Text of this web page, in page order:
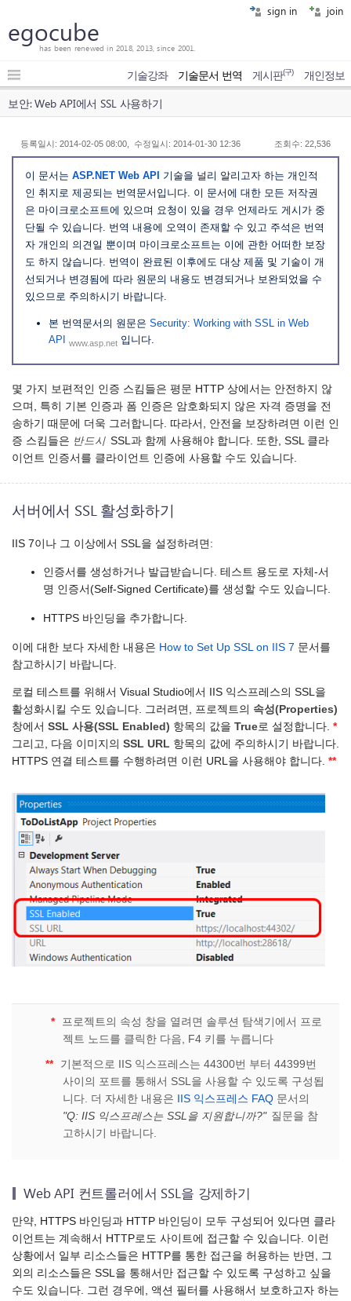
sign in join
egocube
has been renewed in 2018, 2013, since 2001.
기술강좌 기술문서 번역 게시판(구) 개인정보
보안: Web API에서 SSL 사용하기
등록일시: 2014-02-05 08:00, 수정일시: 2014-01-30 12:36 조회수: 22,536
이 문서는 ASP.NET Web API 기술을 널리 알리고자 하는 개인적
인 취지로 제공되는 번역문서입니다. 이 문서에 대한 모든 저작권
은 마이크로소프트에 있으며 요청이 있을 경우 언제라도 게시가 중
단될 수 있습니다. 번역 내용에 오역이 존재할 수 있고 주석은 번역
자 개인의 의견일 뿐이며 마이크로소프트는 이에 관한 어떠한 보장
도 하지 않습니다. 번역이 완료된 이후에도 대상 제품 및 기술이 개
선되거나 변경됨에 따라 원문의 내용도 변경되거나 보완되었을 수
있으므로 주의하시기 바랍니다.
본 번역문서의 원문은 Security: Working with SSL in Web
API
www.asp.net 입니다.
몇 가지 보편적인 인증 스킴들은 평문 HTTP 상에서는 안전하지 않
으며, 특히 기본 인증과 폼 인증은 암호화되지 않은 자격 증명을 전
송하기 때문에 더욱 그러합니다. 따라서, 안전을 보장하려면 이런 인
증 스킴들은 반드시 SSL과 함께 사용해야 합니다. 또한, SSL 클라
이언트 인증서를 클라이언트 인증에 사용할 수도 있습니다.
서버에서 SSL 활성화하기
IIS 7이나 그 이상에서 SSL을 설정하려면:
인증서를 생성하거나 발급받습니다. 테스트 용도로 자체-서
명 인증서(Self-Signed Certificate)를 생성할 수도 있습니다.
HTTPS 바인딩을 추가합니다.
이에 대한 보다 자세한 내용은 How to Set Up SSL on IIS 7 문서를
참고하시기 바랍니다.
로컬 테스트를 위해서 Visual Studio에서 IIS 익스프레스의 SSL을
활성화시킬 수도 있습니다. 그러려면, 프로젝트의 속성(Properties)
창에서 SSL 사용(SSL Enabled) 항목의 값을 True로 설정합니다. *
그리고, 다음 이미지의 SSL URL 항목의 값에 주의하시기 바랍니다.
HTTPS 연결 테스트를 수행하려면 이런 URL을 사용해야 합니다. **
*
프로젝트의 속성 창을 열려면 솔루션 탐색기에서 프로
젝트 노드를 클릭한 다음, F4 키를 누릅니다
**
기본적으로 IIS 익스프레스는 44300번 부터 44399번
사이의 포트를 통해서 SSL을 사용할 수 있도록 구성됩
니다. 더 자세한 내용은 IIS 익스프레스 FAQ 문서의
"Q: IIS 익스프레스는 SSL을 지원합니까?" 질문을 참
고하시기 바랍니다.
Web API 컨트롤러에서 SSL을 강제하기
만약, HTTPS 바인딩과 HTTP 바인딩이 모두 구성되어 있다면 클라
이언트는 계속해서 HTTP로도 사이트에 접근할 수 있습니다. 이런
상황에서 일부 리소스들은 HTTP를 통한 접근을 허용하는 반면, 그
외의 리소스들은 SSL을 통해서만 접근할 수 있도록 구성하고 싶을
수도 있습니다. 그런 경우에, 액션 필터를 사용해서 보호하고자 하는